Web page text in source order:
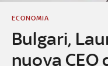
Bulgari,
nuova CEO
ECONOMIA